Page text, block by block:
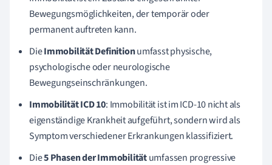
Bewegungsmöglichkeiten, der temporär oder
permanent auftreten kann.
DieImmobilität Definitionumfasst physische,
psychologische oder neurologische
Bewegungseinschränkungen.
Immobilität ICD 10: Immobilität ist im ICD-10 nicht als
eigenständige Krankheit aufgeführt, sondern wird als
Symptom verschiedener Erkrankungen klassifiziert.
Die5 Phasen der Immobilitätumfassen progressive